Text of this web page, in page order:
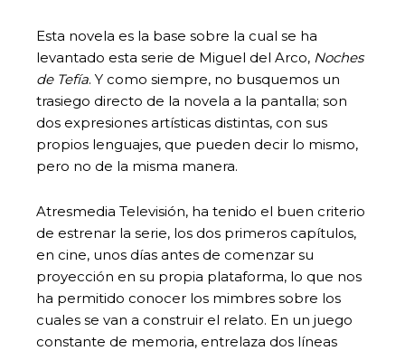
Esta novela es la base sobre la cual se ha
levantado esta serie de Miguel del Arco, Noches
de Tefía. Y como siempre, no busquemos un
trasiego directo de la novela a la pantalla; son
dos expresiones artísticas distintas, con sus
propios lenguajes, que pueden decir lo mismo,
pero no de la misma manera.
Atresmedia Televisión, ha tenido el buen criterio
de estrenar la serie, los dos primeros capítulos,
en cine, unos días antes de comenzar su
proyección en su propia plataforma, lo que nos
ha permitido conocer los mimbres sobre los
cuales se van a construir el relato. En un juego
constante de memoria, entrelaza dos líneas